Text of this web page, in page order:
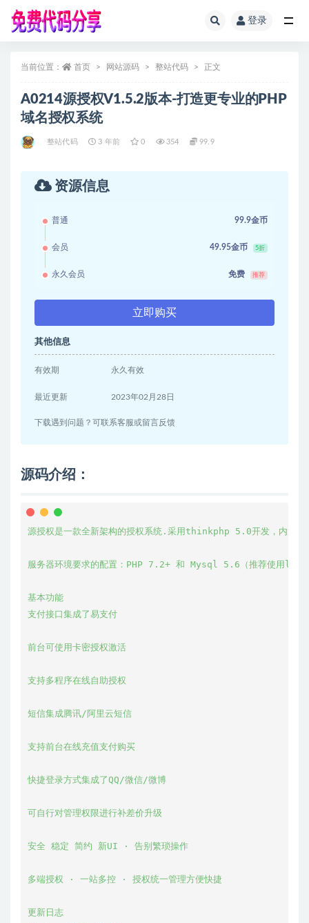
登录
当前位置： 首页 网站源码 整站代码 正文
A0214源授权V1.5.2版本-打造更专业的PHP
域名授权系统
整站代码 3 年前 0 354 99.9
资源信息
普通 99.9金币
会员 49.95金币 5折
永久会员 免费 推荐
立即购买
其他信息
有效期 永久有效
最近更新 2023年02月28日
下载遇到问题？可联系客服或留言反馈
源码介绍：
源授权是一款全新架构的授权系统.采用thinkphp 5.0开发，内置各
服务器环境要求的配置：PHP 7.2+ 和 Mysql 5.6（推荐使用linux
基本功能
支付接口集成了易支付
前台可使用卡密授权激活
支持多程序在线自助授权
短信集成腾讯/阿里云短信
支持前台在线充值支付购买
快捷登录方式集成了QQ/微信/微博
可自行对管理权限进行补差价升级
安全 稳定 简约 新UI · 告别繁琐操作
多端授权 · 一站多控 · 授权统一管理方便快捷
更新日志